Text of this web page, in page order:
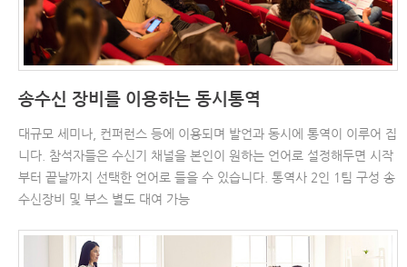
송수신 장비를 이용하는 동시통역
대규모 세미나, 컨퍼런스 등에 이용되며 발언과 동시에 통역이 이루어 집
니다. 참석자들은 수신기 채널을 본인이 원하는 언어로 설정해두면 시작
부터 끝날까지 선택한 언어로 들을 수 있습니다. 통역사 2인 1팀 구성 송
수신장비 및 부스 별도 대여 가능